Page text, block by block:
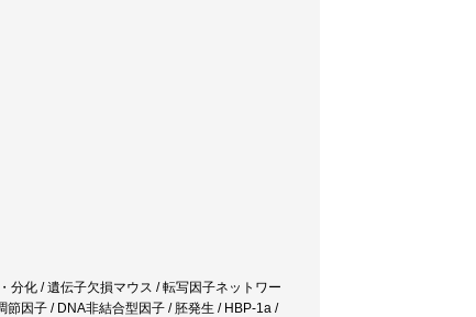
分化 / 遺伝子欠損マウス / 転写因子ネットワー
因子 / DNA非結合型因子 / 胚発生 / HBP-1a /